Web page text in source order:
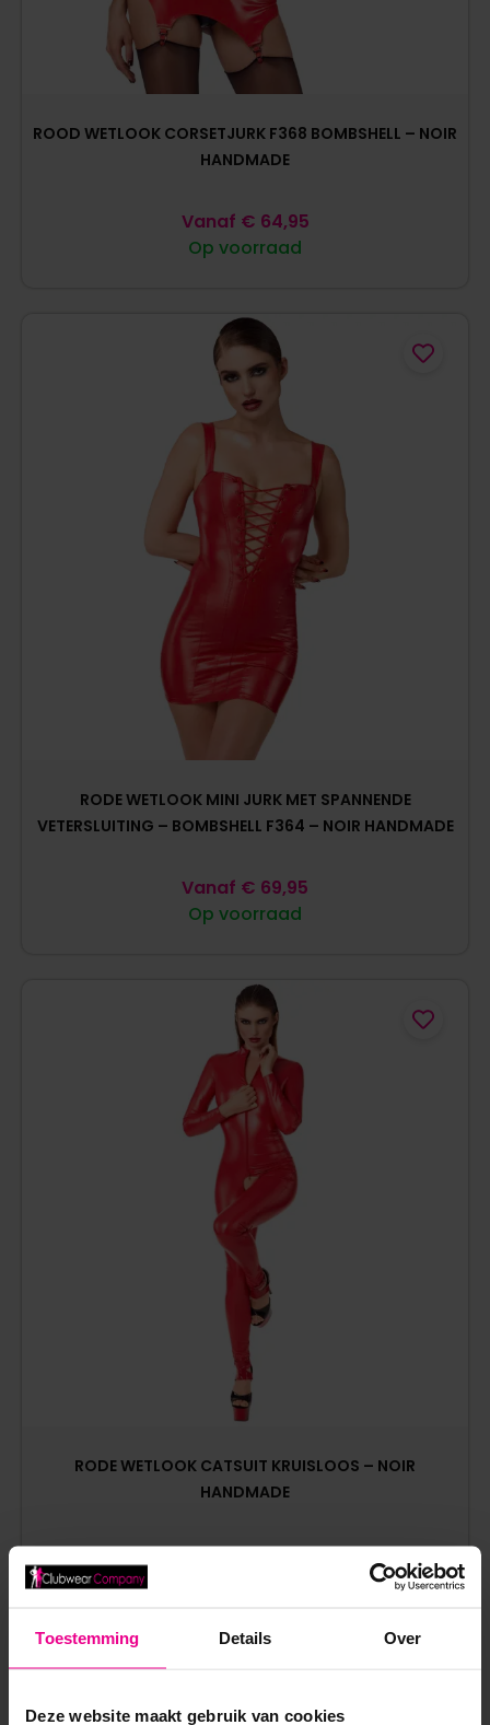
Toestemming Details Over
Deze website maakt gebruik van cookies
ROOD WETLOOK CORSETJURK F368 BOMBSHELL – NOIR
HANDMADE
Op voorraad
Vanaf € 64,95
RODE WETLOOK MINI JURK MET SPANNENDE
VETERSLUITING – BOMBSHELL F364 – NOIR HANDMADE
Op voorraad
Vanaf € 69,95
RODE WETLOOK CATSUIT KRUISLOOS – NOIR
HANDMADE
€89,95